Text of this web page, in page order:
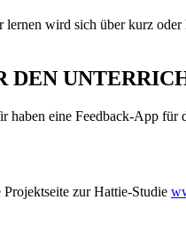
wird sich über kurz oder
DEN
haben eine Feedback-App für
Projektseite zur Hattie-Studie